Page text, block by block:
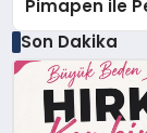
Pimapen ile
Son Dakika